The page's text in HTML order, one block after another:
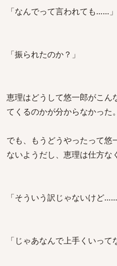
「なんでって言われても……」
「振られたのか？」
恵理はどうして悠一郎がこん
てくるのかが分からなかった。
でも、もうどうやったって
ないようだし、恵理は仕方な
「そういう訳じゃないけど……
「じゃあなんで上手くいって